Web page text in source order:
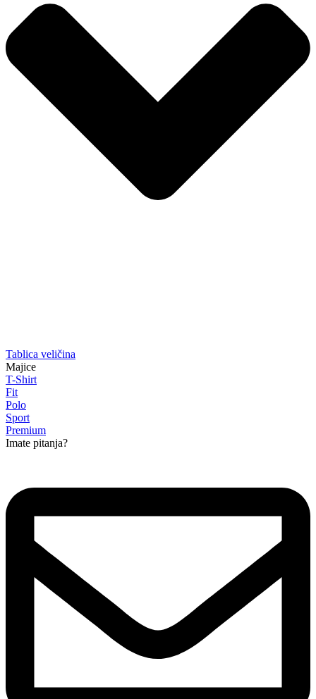
Tablica veličina
Majice
T-Shirt
Fit
Polo
Sport
Premium
Imate pitanja?